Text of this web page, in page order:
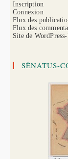
Inscription
Connexion
Flux des
Flux des
Site de
SÉNATUS-